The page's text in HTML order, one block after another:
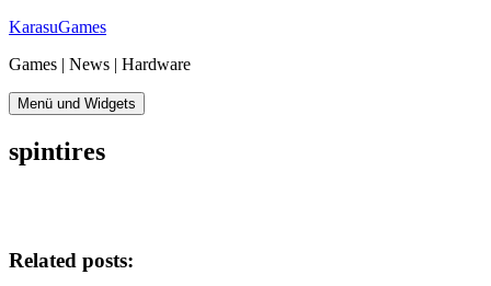
Zum
springen
KarasuGames
Games | News | Hardware
Menü und Widgets
spintires
Related posts: